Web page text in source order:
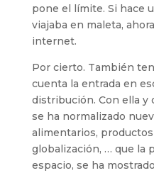
pone el límite. Si hace
viajaba en maleta,
internet.
Por cierto. También
cuenta la entrada en
distribución. Con ella y
se ha normalizado
alimentarios,
globalización, … que la
espacio, se ha